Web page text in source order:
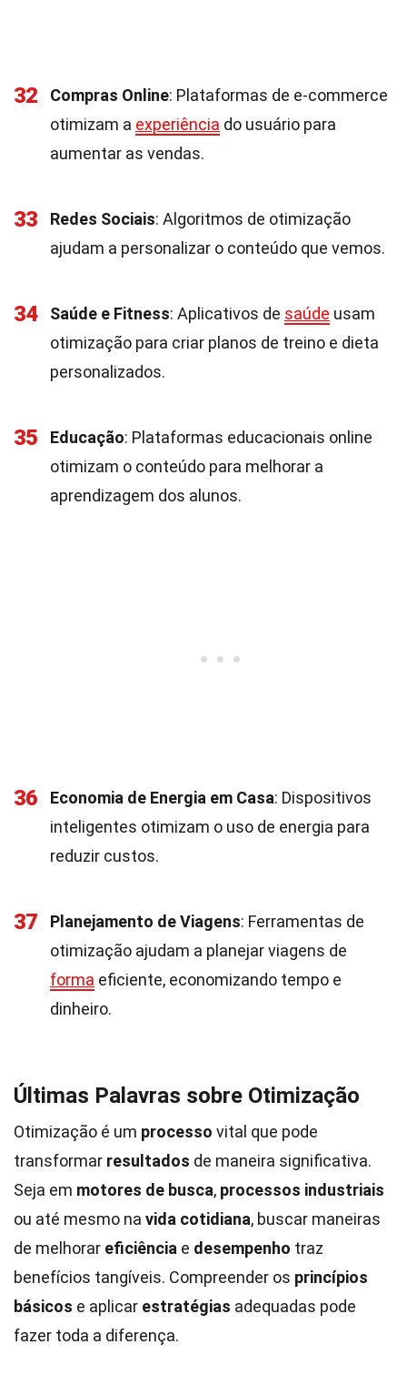
32 Compras Online: Plataformas de e-commerce
otimizam a experiência do usuário para
aumentar as vendas.
33 Redes Sociais: Algoritmos de otimização
ajudam a personalizar o conteúdo que vemos.
34 Saúde e Fitness: Aplicativos de saúde usam
otimização para criar planos de treino e dieta
personalizados.
35 Educação: Plataformas educacionais online
otimizam o conteúdo para melhorar a
aprendizagem dos alunos.
36 Economia de Energia em Casa: Dispositivos
inteligentes otimizam o uso de energia para
reduzir custos.
37 Planejamento de Viagens: Ferramentas de
otimização ajudam a planejar viagens de
forma eficiente, economizando tempo e
dinheiro.
Últimas Palavras sobre Otimização
Otimização é um processo vital que pode
transformar resultados de maneira significativa.
Seja em motores de busca, processos industriais
ou até mesmo na vida cotidiana, buscar maneiras
de melhorar eficiência e desempenho traz
benefícios tangíveis. Compreender os princípios
básicos e aplicar estratégias adequadas pode
fazer toda a diferença.